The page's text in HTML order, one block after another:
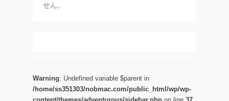
せん。
Warning: Undefined variable $parent in
/home/ss351303/nobmac.com/public_html/wp/wp-